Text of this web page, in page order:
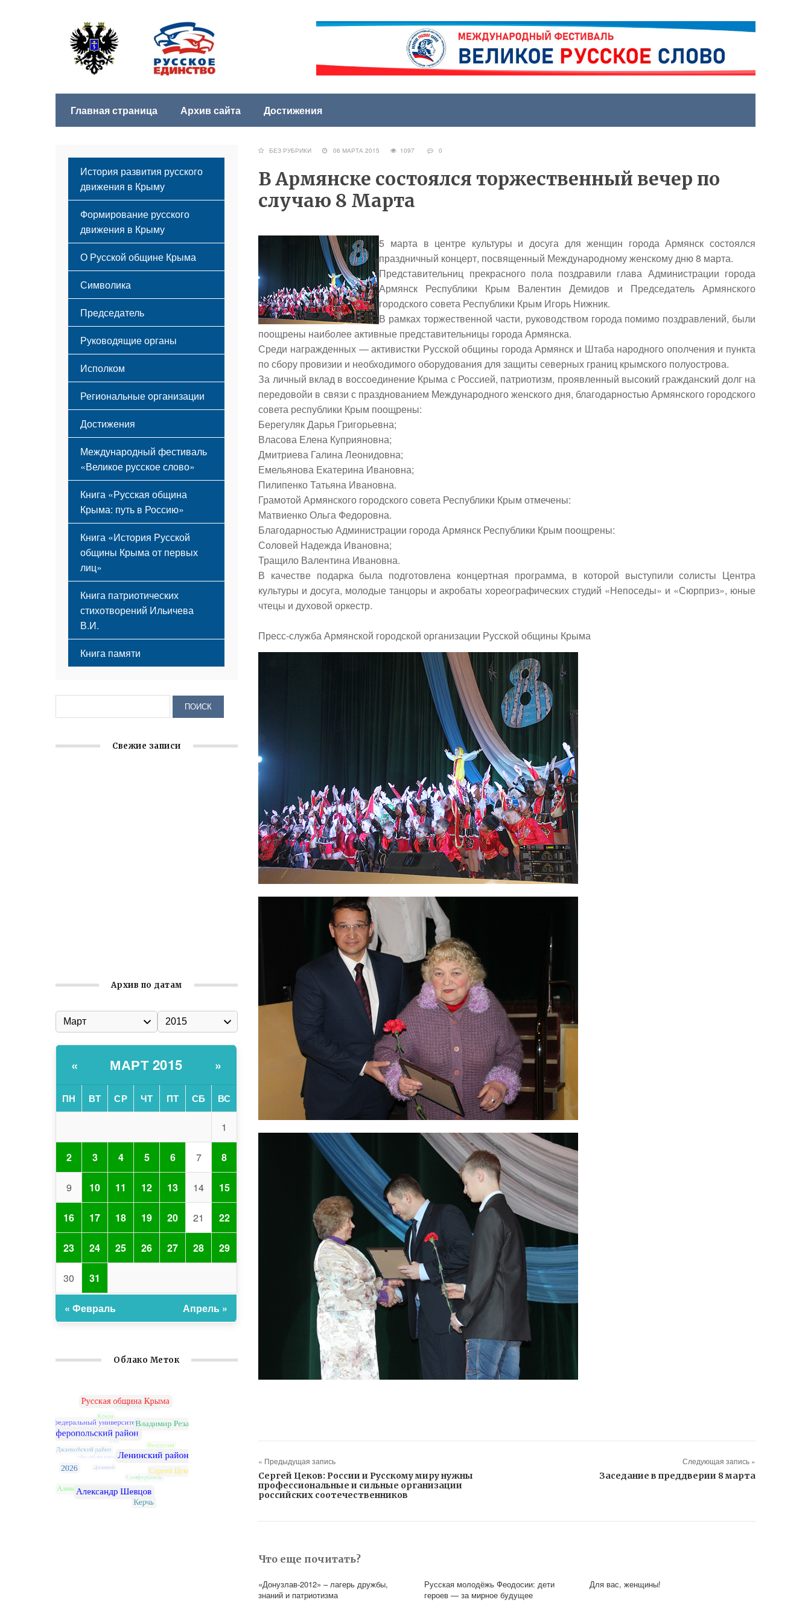
Главная страница Архив сайта Достижения
БЕЗ РУБРИКИ 06 МАРТА 2015 1097 0
В Армянске состоялся торжественный вечер по
случаю 8 Марта
5 марта в центре культуры и досуга для женщин города Армянск состоялся
праздничный концерт, посвященный Международному женскому дню 8 марта.
Представительниц прекрасного пола поздравили глава Администрации города
Армянск Республики Крым Валентин Демидов и Председатель Армянского
городского совета Республики Крым Игорь Нижник.
В рамках торжественной части, руководством города помимо поздравлений, были
поощрены наиболее активные представительницы города Армянска.
Среди награжденных — активистки Русской общины города Армянск и Штаба народного ополчения и пункта
по сбору провизии и необходимого оборудования для защиты северных границ крымского полуострова.
За личный вклад в воссоединение Крыма с Россией, патриотизм, проявленный высокий гражданский долг на
передовойи в связи с празднованием Международного женского дня, благодарностьюАрмянского городского
совета республики Крым поощрены:
Берегуляк Дарья Григорьевна;
Власова Елена Куприяновна;
Дмитриева Галина Леонидовна;
Емельянова Екатерина Ивановна;
Пилипенко Татьяна Ивановна.
Грамотой Армянского городского совета Республики Крым отмечены:
Матвиенко Ольга Федоровна.
Благодарностью Администрации города Армянск Республики Крым поощрены:
Соловей Надежда Ивановна;
Тращило Валентина Ивановна.
В качестве подарка была подготовлена концертная программа, в которой выступили солисты Центра
культуры и досуга, молодые танцоры и акробаты хореографических студий «Непоседы» и «Сюрприз», юные
чтецы и духовой оркестр.
Пресс-служба Армянской городской организации Русской общины Крыма
« Предыдущая запись
Сергей Цеков: России и Русскому миру нужны
профессиональные и сильные организации
российских соотечественников
Следующая запись »
Заседание в преддверии 8 марта
Что еще почитать?
«Донузлав-2012» – лагерь дружбы,
знаний и патриотизма
Русская молодёжь Феодосии: дети
героев — за мирное будущее
Для вас, женщины!
История развития русского
движения в Крыму
Формирование русского
движения в Крыму
Русский Крым
О Русской общине Крыма
Этапы становления
Принципы деятельности
Структура
Мероприятия
Символика
Флаг
Герб
Гимн
Председатель
Руководящие органы
Исполком
Региональные организации
Достижения
Международный фестиваль
«Великое русское слово»
Книга «Русская община
Крыма: путь в Россию»
Книга «История Русской
общины Крыма от первых
лиц»
Книга патриотических
стихотворений Ильичева
В.И.
Книга памяти
Свежие записи
Архив по датам
« МАРТ 2015 »
ПН ВТ СР ЧТ ПТ СБ ВС
1
2 3 4 5 6 7 8
9 10 11 12 13 14 15
16 17 18 19 20 21 22
23 24 25 26 27 28 29
30 31
« Февраль Апрель »
Облако Меток